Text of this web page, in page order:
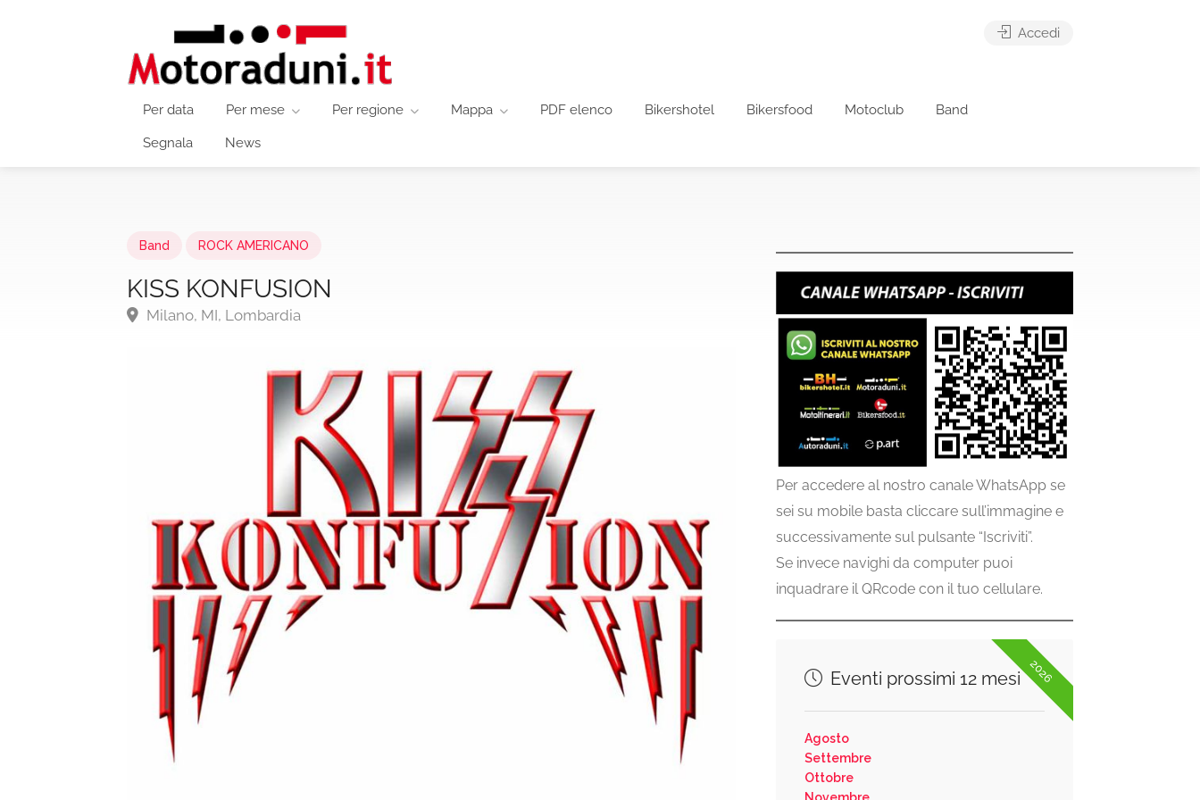
Per data Per mese Per regione Mappa PDF elenco Bikershotel Bikersfood Motoclub Band
Segnala News
Accedi
Band ROCK AMERICANO
KISS KONFUSION
Milano, MI, Lombardia
Per accedere al nostro canale WhatsApp se
sei su mobile basta cliccare sull’immagine e
successivamente sul pulsante “Iscriviti”.
Se invece navighi da computer puoi
inquadrare il QRcode con il tuo cellulare.
2026
Eventi prossimi 12 mesi
Agosto
Settembre
Ottobre
Novembre